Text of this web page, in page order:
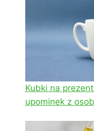
Kubki na
upominek z